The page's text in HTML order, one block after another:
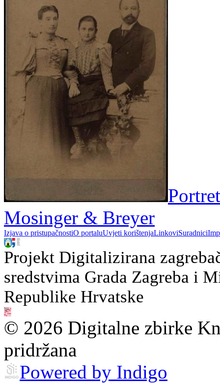
Mosinger & Breyer
Izjava o pristupačnostiO portaluUvjeti korištenjaLinkoviSuradnici
Projekt Digitalizirana
sredstvima Grada Zagreba i
Republike Hrvatske
© 2026 Digitalne zbirke
pridržana
Powered by Indigo